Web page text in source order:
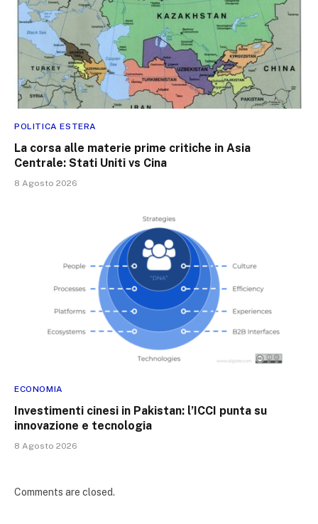
POLITICA ESTERA
La corsa alle materie prime critiche in Asia
Centrale: Stati Uniti vs Cina
8 Agosto 2026
ECONOMIA
Investimenti cinesi in Pakistan: l’ICCI punta su
innovazione e tecnologia
8 Agosto 2026
Comments are closed.